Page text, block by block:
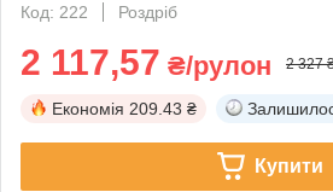
Код: 222
Роздріб
2 117,57 ₴/рулон 2 327
Економія 209.43 ₴
Купити